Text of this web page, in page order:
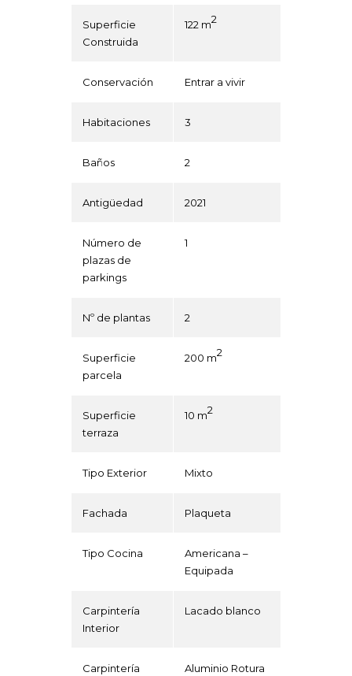
Superficie
Construida
122 m2
Conservación Entrar a vivir
Habitaciones 3
Baños 2
Antigüedad 2021
Número de
plazas de
parkings
1
Nº de plantas 2
Superficie
parcela
200 m2
Superficie
terraza
10 m2
Tipo Exterior Mixto
Fachada Plaqueta
Tipo Cocina
Americana –
Equipada
Carpintería
Interior
Lacado blanco
Carpintería
Aluminio Rotura